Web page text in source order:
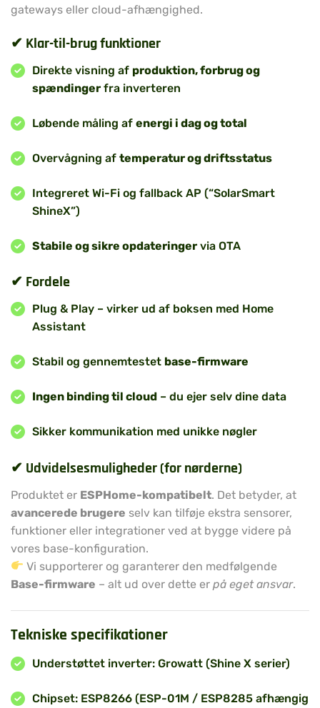
gateways eller cloud-afhængighed.
✔ Klar-til-brug funktioner
Direkte visning af produktion, forbrug og
spændinger fra inverteren
Løbende måling af energi i dag og total
Overvågning af temperatur og driftsstatus
Integreret Wi-Fi og fallback AP (“SolarSmart
ShineX”)
Stabile og sikre opdateringer via OTA
✔ Fordele
Plug & Play – virker ud af boksen med Home
Assistant
Stabil og gennemtestet base-firmware
Ingen binding til cloud – du ejer selv dine data
Sikker kommunikation med unikke nøgler
✔ Udvidelsesmuligheder (for nørderne)
Produktet er ESPHome-kompatibelt. Det betyder, at
avancerede brugere selv kan tilføje ekstra sensorer,
funktioner eller integrationer ved at bygge videre på
vores base-konfiguration.
Vi supporterer og garanterer den medfølgende
Base-firmware – alt ud over dette er på eget ansvar.
Tekniske specifikationer
Understøttet inverter: Growatt (Shine X serier)
Chipset: ESP8266 (ESP-01M / ESP8285 afhængig